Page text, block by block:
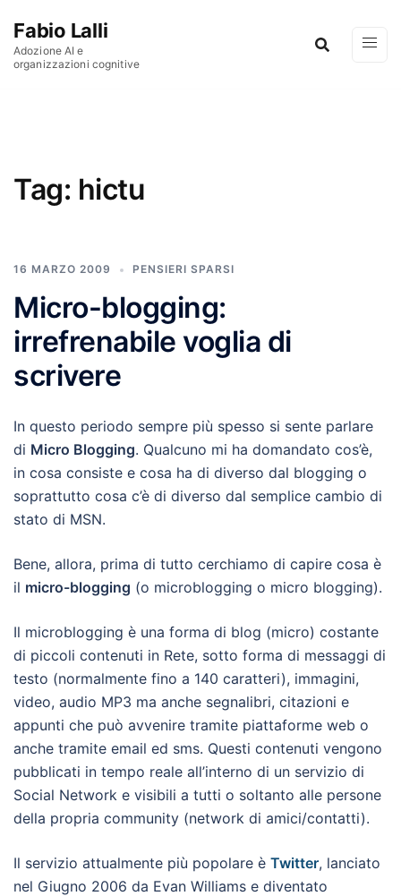
Fabio Lalli
Adozione AI e
organizzazioni cognitive
Tag: hictu
16 MARZO 2009 PENSIERI SPARSI
Micro-blogging:
irrefrenabile voglia di
scrivere
In questo periodo sempre più spesso si sente parlare
di Micro Blogging. Qualcuno mi ha domandato cos’è,
in cosa consiste e cosa ha di diverso dal blogging o
soprattutto cosa c’è di diverso dal semplice cambio di
stato di MSN.
Bene, allora, prima di tutto cerchiamo di capire cosa è
il micro-blogging (o microblogging o micro blogging).
Il microblogging è una forma di blog (micro) costante
di piccoli contenuti in Rete, sotto forma di messaggi di
testo (normalmente fino a 140 caratteri), immagini,
video, audio MP3 ma anche segnalibri, citazioni e
appunti che può avvenire tramite piattaforme web o
anche tramite email ed sms. Questi contenuti vengono
pubblicati in tempo reale all’interno di un servizio di
Social Network e visibili a tutti o soltanto alle persone
della propria community (network di amici/contatti).
Il servizio attualmente più popolare è Twitter, lanciato
nel Giugno 2006 da Evan Williams e diventato